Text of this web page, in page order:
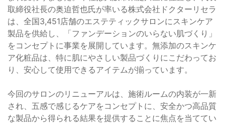
取締役社長の奥迫哲也氏が率いる株式会社ドクターリセラ
は、全国3,451店舗のエステティックサロンにスキンケア
製品を供給し、「ファンデーションのいらない肌づくり」
をコンセプトに事業を展開しています。無添加のスキンケ
ア化粧品は、特に肌にやさしい製品づくりにこだわってお
り、安心して使用できるアイテムが揃っています。
今回のサロンのリニューアルは、施術ルームの内装が一新
され、五感で感じるケアをコンセプトに、安全かつ高品質
な製品から得られる結果を提供することに焦点を当ててい